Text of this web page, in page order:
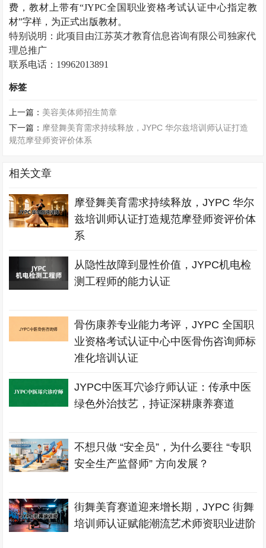
费，教材上带有“JYPC全国职业资格考试认证中心指定教
材”字样，为正式出版教材。
特别说明：此项目由江苏英才教育信息咨询有限公司独家代
理总推广
联系电话： 19962013891
标签
上一篇： 美容美体师招生简章
下一篇： 摩登舞美育需求持续释放，JYPC 华尔兹培训师认证打造
规范摩登师资评价体系
相关文章
摩登舞美育需求持续释放，JYPC 华尔
兹培训师认证打造规范摩登师资评价体
系
从隐性故障到显性价值，JYPC机电检
测工程师的能力认证
骨伤康养专业能力考评，JYPC 全国职
业资格考试认证中心中医骨伤咨询师标
准化培训认证
JYPC中医耳穴诊疗师认证：传承中医
绿色外治技艺，持证深耕康养赛道
不想只做 “安全员”，为什么要往 “专职
安全生产监督师” 方向发展？
街舞美育赛道迎来增长期，JYPC 街舞
培训师认证赋能潮流艺术师资职业进阶